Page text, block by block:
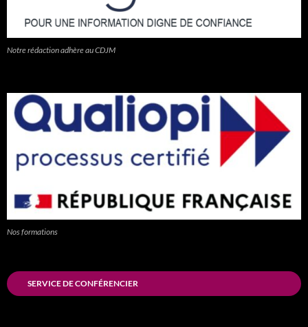
Notre rédaction adhère au CDJM
Nos formations
SERVICE DE CONFÉRENCIER